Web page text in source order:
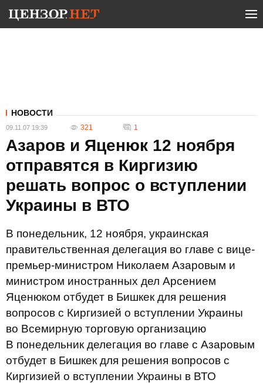
НОВОСТИ
09.11.07 19:39 321 1
Азаров и Яценюк 12 ноября
отправятся в Киргизию
решать вопрос о вступлении
Украины в ВТО
В понедельник, 12 ноября, украинская
правительственная делегация во главе с вице-
премьер-министром Николаем Азаровым и
министром иностранных дел Арсением
Яценюком отбудет в Бишкек для решения
вопросов с Киргизией о вступлении Украины
во Всемирную торговую организацию
В понедельник делегация во главе с Азаровым
отбудет в Бишкек для решения вопросов с
Киргизией о вступлении Украины в ВТО